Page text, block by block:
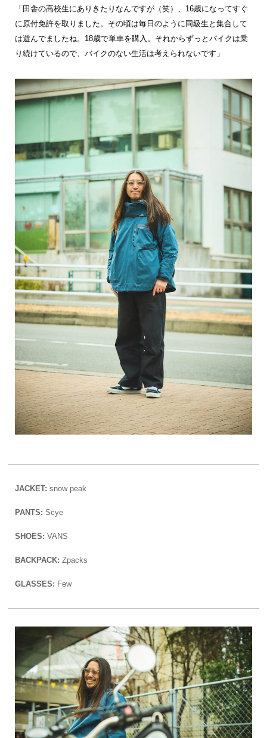
「田舎の高校生にありきたりなんですが（笑）、16歳になってすぐ
に原付免許を取りました。その頃は毎日のように同級生と集合して
は遊んでましたね。18歳で単車を購入。それからずっとバイクは乗
り続けているので、バイクのない生活は考えられないです」
JACKET: snow peak
PANTS: Scye
SHOES: VANS
BACKPACK: Zpacks
GLASSES: Few